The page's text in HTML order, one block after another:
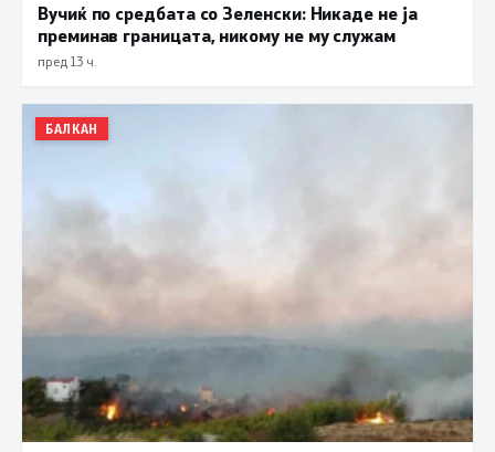
Вучиќ по средбата со Зеленски: Никаде не ја
преминав границата, никому не му служам
пред 13 ч.
БАЛКАН